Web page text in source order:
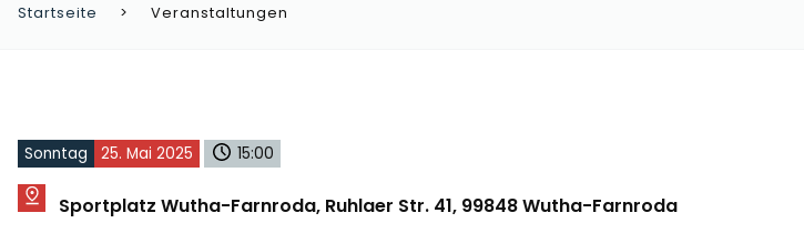
Startseite Veranstaltungen
Sonntag 25. Mai 2025 15:00
Sportplatz Wutha-Farnroda, Ruhlaer Str. 41, 99848 Wutha-Farnroda